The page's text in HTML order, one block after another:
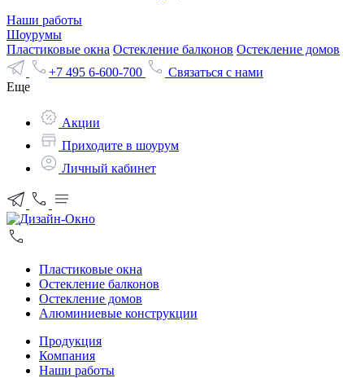
Наши работы
Шоурумы
Пластиковые окна Остекление балконов Остекление домов
+7 495 6-600-700
Связаться с нами
Еще
Акции
Приходите в шоурум
Личный кабинет
Пластиковые окна
Остекление балконов
Остекление домов
Алюминиевые конструкции
Продукция
Компания
Наши работы